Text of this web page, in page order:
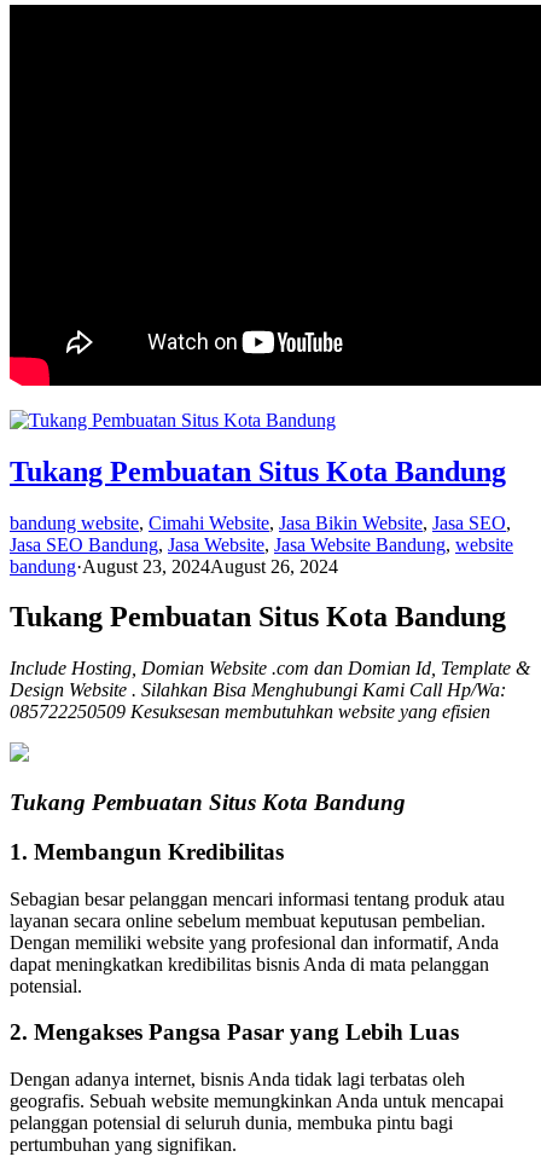
Tukang Pembuatan Situs Kota Bandung
bandung website, Cimahi Website, Jasa Bikin Website, Jasa SEO,
Jasa SEO Bandung, Jasa Website, Jasa Website Bandung, website
bandung·August 23, 2024August 26, 2024
Tukang Pembuatan Situs Kota Bandung
Include Hosting, Domian Website .com dan Domian Id, Template &
Design Website . Silahkan Bisa Menghubungi Kami Call Hp/Wa:
085722250509 Kesuksesan membutuhkan website yang efisien
Tukang Pembuatan Situs Kota Bandung
1. Membangun Kredibilitas
Sebagian besar pelanggan mencari informasi tentang produk atau
layanan secara online sebelum membuat keputusan pembelian.
Dengan memiliki website yang profesional dan informatif, Anda
dapat meningkatkan kredibilitas bisnis Anda di mata pelanggan
potensial.
2. Mengakses Pangsa Pasar yang Lebih Luas
Dengan adanya internet, bisnis Anda tidak lagi terbatas oleh
geografis. Sebuah website memungkinkan Anda untuk mencapai
pelanggan potensial di seluruh dunia, membuka pintu bagi
pertumbuhan yang signifikan.